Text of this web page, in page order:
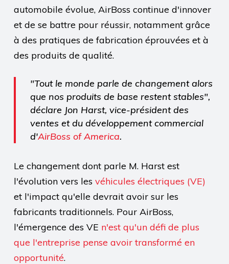
automobile évolue, AirBoss continue d'innover
et de se battre pour réussir, notamment grâce
à des pratiques de fabrication éprouvées et à
des produits de qualité.
"Tout le monde parle de changement alors
que nos produits de base restent stables",
déclare Jon Harst, vice-président des
ventes et du développement commercial
d'AirBoss of America.
Le changement dont parle M. Harst est
l'évolution vers les véhicules électriques (VE)
et l'impact qu'elle devrait avoir sur les
fabricants traditionnels. Pour AirBoss,
l'émergence des VE n'est qu'un défi de plus
que l'entreprise pense avoir transformé en
opportunité.